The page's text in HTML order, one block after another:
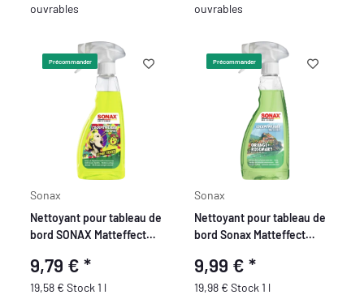
ouvrables
ouvrables
Précommander
Sonax
Nettoyant pour tableau de
bord SONAX Matteffect
9,79 €*
19,58 € Stock 1 l
Précommander
Sonax
Nettoyant pour tableau de
bord Sonax Matteffect
9,99 € *
19,98 € Stock 1 l